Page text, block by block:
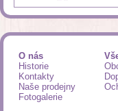
O nás
Historie
Kontakty
Naše prodejny
Fotogalerie